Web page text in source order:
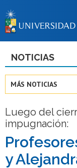
NOTICIAS
MÁS NOTICIAS
Luego del
impugnación:
y